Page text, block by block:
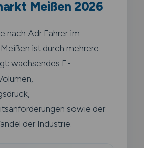
Meißen 2026
nach Adr Fahrer im
ist durch mehrere
wachsendes E-
sowie der
der Industrie.